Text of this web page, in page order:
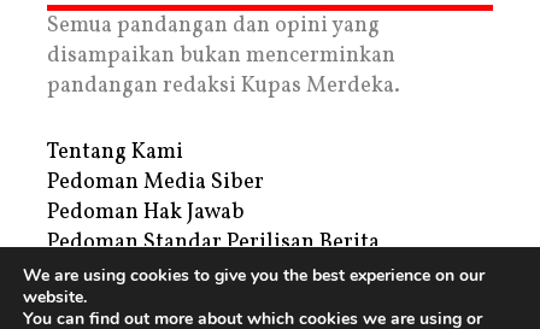
Semua pandangan dan opini yang
disampaikan bukan mencerminkan
pandangan redaksi Kupas Merdeka.
Tentang Kami
Pedoman Media Siber
Pedoman Hak Jawab
Pedoman Standar Perilisan Berita
Privacy Policy
Periklanan
We are using cookies to give you the best experience on our
website.
You can find out more about which cookies we are using or